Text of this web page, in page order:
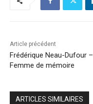
Article précédent
Frédérique Neau-Dufour –
Femme de mémoire
ARTICLES SIMILAIRES